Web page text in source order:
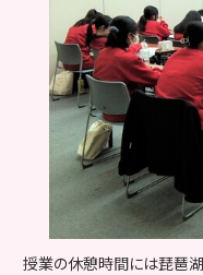
授業の休憩時間には琵琶